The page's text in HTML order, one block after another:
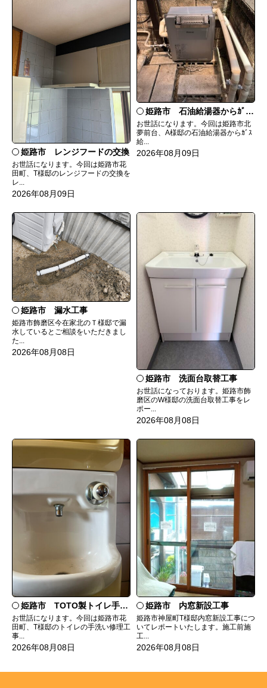
姫路市 レンジフードの交換
お世話になります。今回は姫路市花
田町、T様邸のレンジフードの交換を
レ...
2026年08月09日
姫路市 石油給湯器からｶﾞｽ給湯器へ取替
お世話になります。今回は姫路市北
夢前台、A様邸の石油給湯器からｶﾞｽ
給...
2026年08月09日
姫路市 漏水工事
姫路市飾磨区今在家北のＴ様邸で漏
水しているとご相談をいただきまし
た...
2026年08月08日
姫路市 洗面台取替工事
お世話になっております。姫路市飾
磨区のW様邸の洗面台取替工事をレ
ポー...
2026年08月08日
姫路市 TOTO製トイレ手洗いの水漏れ修理
お世話になります。今回は姫路市花
田町、T様邸のトイレの手洗い修理工
事...
2026年08月08日
姫路市 内窓新設工事
姫路市神屋町T様邸内窓新設工事につ
いてレポートいたします。施工前施
工...
2026年08月08日